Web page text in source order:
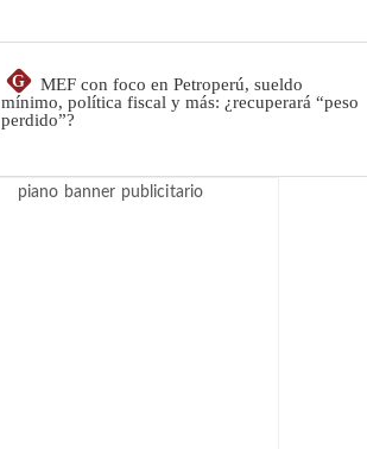
G
MEF con foco en Petroperú, sueldo
mínimo, política fiscal y más: ¿recuperará “peso
perdido”?